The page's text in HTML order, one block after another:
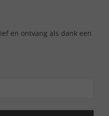
en ontvang als dank een